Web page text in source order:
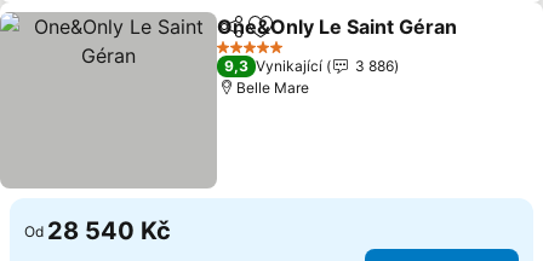
SdíletPřidat na seznam oblíbených
One&Only Le Saint Géran
5 Počet hvězdiček
9,3 Vynikající
3 886
Belle Mare
Od 28 540 Kč